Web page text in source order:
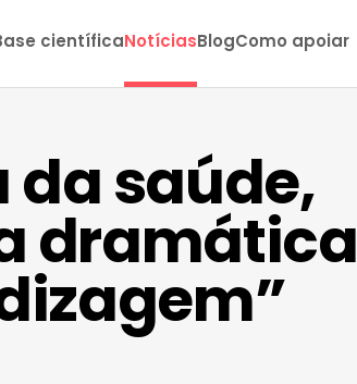
científicaNotíciasBlogComo apoiar
da saúde,
dramática